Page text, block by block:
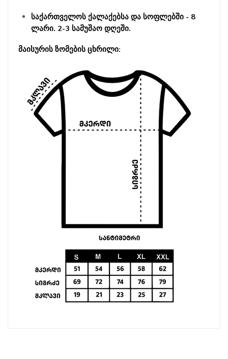
საქართველოს ქალაქებსა და სოფლებში - 8
ლარი. 2-3 სამუშაო დღეში.
მაისურის ზომების ცხრილი: